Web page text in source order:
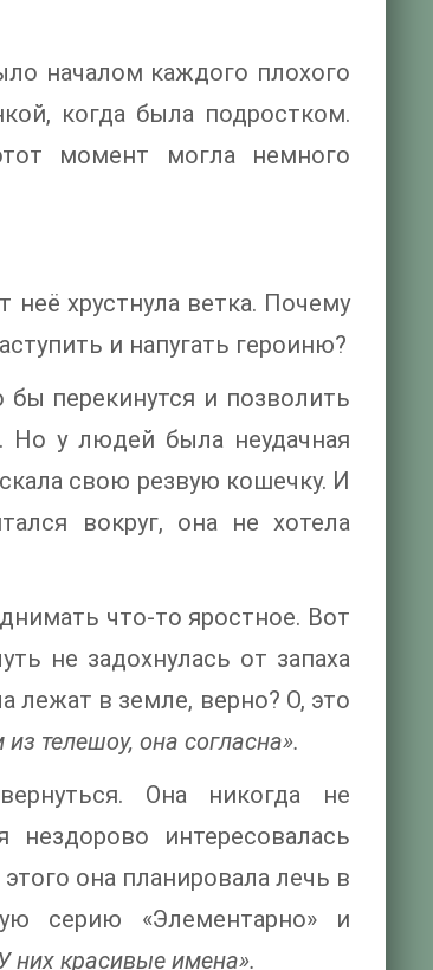
началом каждого плохого
когда была подростком.
момент могла немного
неё хрустнула ветка. Почему
и напугать героиню?
перекинутся и позволить
Но у людей была неудачная
свою резвую кошечку. И
вокруг, она не хотела
что-то яростное. Вот
не задохнулась от запаха
лежат в земле, верно? О, это
телешоу, она согласна».
Она никогда не
интересовалась
она планировала лечь в
серию «Элементарно» и
них красивые имена».